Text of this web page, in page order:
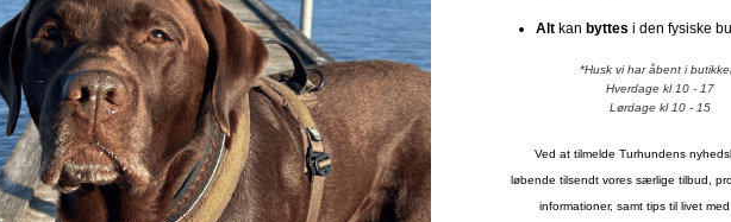
Alt kan byttes i den fysiske
*Husk vi har åbent i
Hverdage kl 10 - 17
Lørdage kl 10 - 15
Ved at tilmelde Turhundens
løbende tilsendt vores særlige tilbud,
informationer, samt tips til livet